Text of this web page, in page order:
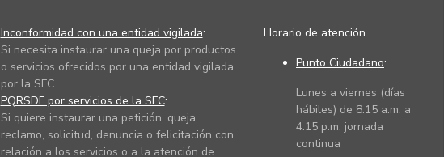
Inconformidad con una entidad vigilada:
Si necesita instaurar una queja por productos
o servicios ofrecidos por una entidad vigilada
por la SFC.
PQRSDF por servicios de la SFC:
Si quiere instaurar una petición, queja,
reclamo, solicitud, denuncia o felicitación con
relación a los servicios o a la atención de
Horario de atención
Punto Ciudadano:
Lunes a viernes (días
hábiles) de 8:15 a.m. a
4:15 p.m. jornada
continua